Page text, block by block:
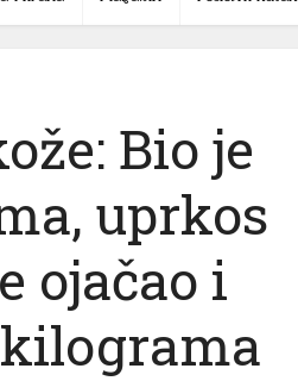
Bio je
uprkos
ojačao i